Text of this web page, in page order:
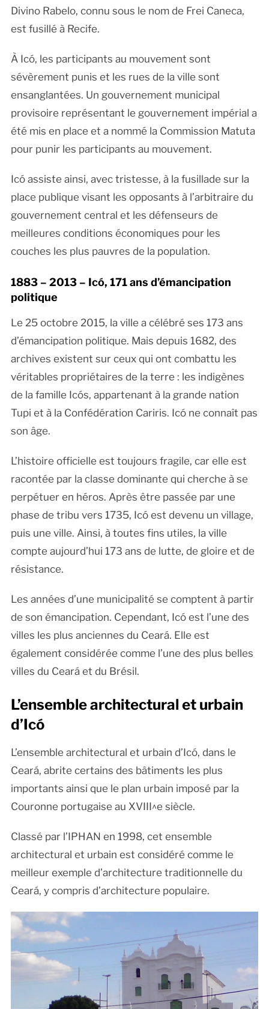
Divino Rabelo, connu sous le nom de Frei Caneca,
est fusillé à Recife.
À Icó, les participants au mouvement sont
sévèrement punis et les rues de la ville sont
ensanglantées. Un gouvernement municipal
provisoire représentant le gouvernement impérial a
été mis en place et a nommé la Commission Matuta
pour punir les participants au mouvement.
Icó assiste ainsi, avec tristesse, à la fusillade sur la
place publique visant les opposants à l’arbitraire du
gouvernement central et les défenseurs de
meilleures conditions économiques pour les
couches les plus pauvres de la population.
1883 – 2013 – Icó, 171 ans d’émancipation
politique
Le 25 octobre 2015, la ville a célébré ses 173 ans
d’émancipation politique. Mais depuis 1682, des
archives existent sur ceux qui ont combattu les
véritables propriétaires de la terre : les indigènes
de la famille Icós, appartenant à la grande nation
Tupi et à la Confédération Cariris. Icó ne connaît pas
son âge.
L’histoire officielle est toujours fragile, car elle est
racontée par la classe dominante qui cherche à se
perpétuer en héros. Après être passée par une
phase de tribu vers 1735, Icó est devenu un village,
puis une ville. Ainsi, à toutes fins utiles, la ville
compte aujourd’hui 173 ans de lutte, de gloire et de
résistance.
Les années d’une municipalité se comptent à partir
de son émancipation. Cependant, Icó est l’une des
villes les plus anciennes du Ceará. Elle est
également considérée comme l’une des plus belles
villes du Ceará et du Brésil.
L’ensemble architectural et urbain
d’Icó
L’ensemble architectural et urbain d’Icó, dans le
Ceará, abrite certains des bâtiments les plus
importants ainsi que le plan urbain imposé par la
Couronne portugaise au XVIII^e siècle.
Classé par l’IPHAN en 1998, cet ensemble
architectural et urbain est considéré comme le
meilleur exemple d’architecture traditionnelle du
Ceará, y compris d’architecture populaire.